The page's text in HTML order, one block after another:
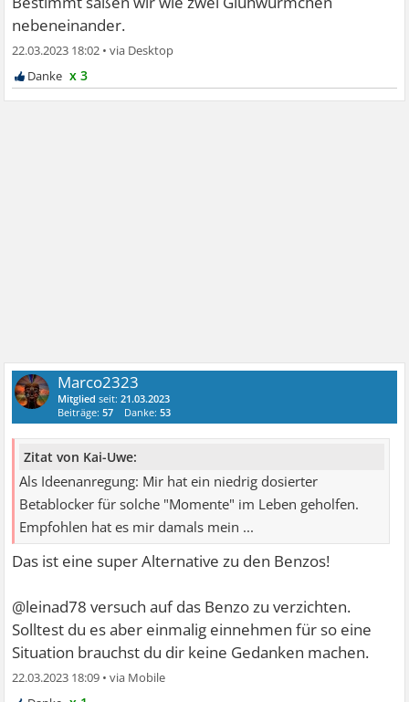
nebeneinander.
22.03.2023 18:02 •
x 3
Marco2323
Mitglied seit:21.03.2023
Beiträge:57 Danke:53
Zitat von Kai-Uwe:
Als Ideenanregung: Mir hat ein niedrig dosierter
Betablocker für solche "Momente" im Leben geholfen.
Empfohlen hat es mir damals mein ...
Das ist eine super Alternative zu den Benzos!
@leinad78 versuch auf das Benzo zu verzichten.
Solltest du es aber einmalig einnehmen für so eine
Situation brauchst du dir keine Gedanken machen.
22.03.2023 18:09 •